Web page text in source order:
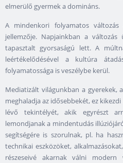
elmerülő gyermek a domináns.
A mindenkori folyamatos
jellemzője. Napjainkban a
tapasztalt gyorsaságú lett. A
leértékelődésével a kultúra
folyamatossága is veszélybe kerül.
Mediatizált világunkban a gyerekek,
meghaladja az idősebbekét, ez
lévő tekintélyét, akik egyrészt
lemondjanak a mindentudás
segítségére is szorulnak, pl. ha
technikai eszközöket,
részeseivé akarnak válni modern